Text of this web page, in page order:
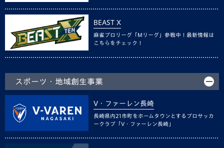
BEAST X
麻雀プロリーグ「Mリーグ」参戦中！最新情報は
こちらをチェック！
スポーツ・地域創生事業
V・ファーレン長崎
長崎県内21市町をホームタウンとするプロサッカ
ークラブ「V・ファーレン長崎」